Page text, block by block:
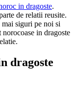
in dragoste.
de relatii reusite.
mai siguri pe noi si
in dragoste
dragoste